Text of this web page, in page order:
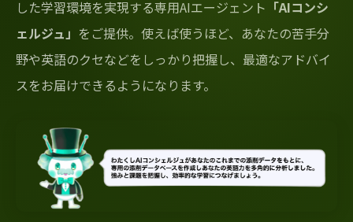
した学習環境を実現する専用AIエージェント 「AIコンシ
ェルジュ」 をご提供。使えば使うほど、あなたの苦手分
野や英語のクセなどをしっかり把握し、最適なアドバイ
スをお届けできるようになります。